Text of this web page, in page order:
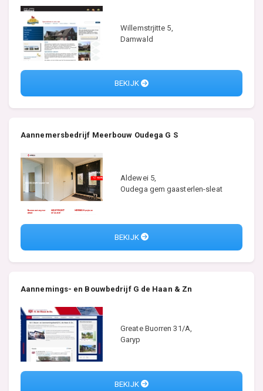
Willemstrjitte 5,
Damwald
BEKIJK
Aannemersbedrijf Meerbouw Oudega G S
Aldewei 5,
Oudega gem gaasterlen-sleat
BEKIJK
Aannemings- en Bouwbedrijf G de Haan & Zn
Greate Buorren 31/A,
Garyp
BEKIJK